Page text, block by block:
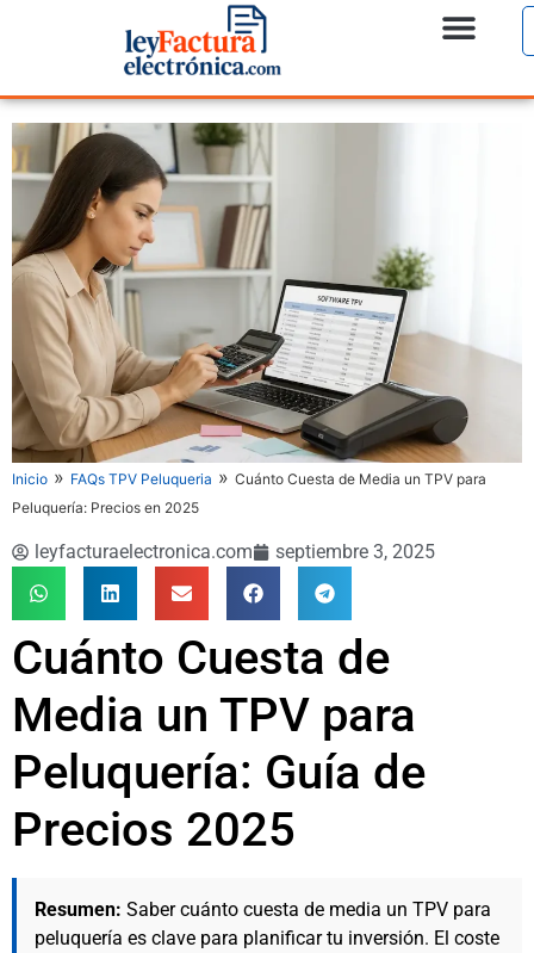
Inicio » FAQs TPV Peluqueria » Cuánto Cuesta de Media un TPV para
Peluquería: Precios en 2025
leyfacturaelectronica.com septiembre 3, 2025
Cuánto Cuesta de
Media un TPV para
Peluquería: Guía de
Precios 2025
Resumen: Saber cuánto cuesta de media un TPV para
peluquería es clave para planificar tu inversión. El coste